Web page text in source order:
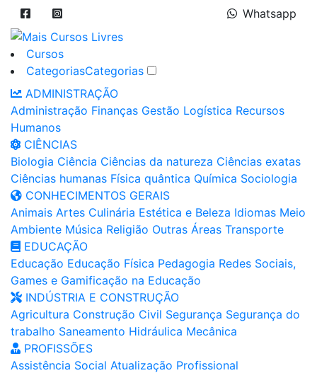
Whatsapp
Cursos
CategoriasCategorias
ADMINISTRAÇÃO
Administração Finanças Gestão Logística Recursos
Humanos
CIÊNCIAS
Biologia Ciência Ciências da natureza Ciências exatas
Ciências humanas Física quântica Química Sociologia
CONHECIMENTOS GERAIS
Animais Artes Culinária Estética e Beleza Idiomas Meio
Ambiente Música Religião Outras Áreas Transporte
EDUCAÇÃO
Educação Educação Física Pedagogia Redes Sociais,
Games e Gamificação na Educação
INDÚSTRIA E CONSTRUÇÃO
Agricultura Construção Civil Segurança Segurança do
trabalho Saneamento Hidráulica Mecânica
PROFISSÕES
Assistência Social Atualização Profissional